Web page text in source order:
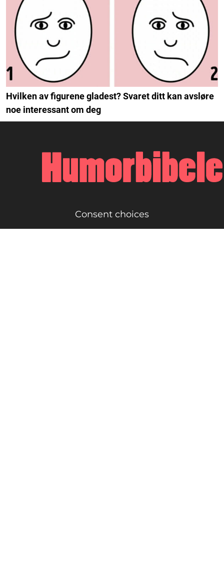
Hvilken av figurene gladest? Svaret ditt kan avsløre
noe interessant om deg
Consent choices